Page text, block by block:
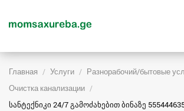
Главная Услуги
Разнорабочий/бытовые
Очистка канализации
სანტექნიკი 24/7 გამოძახებით ბინაზე